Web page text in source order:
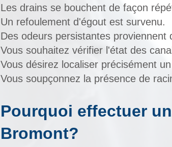
Les drains se bouchent de façon
Un refoulement d'égout est survenu.
Des odeurs persistantes proviennent
Vous souhaitez vérifier l'état des
Vous désirez localiser précisément
Vous soupçonnez la présence de
Pourquoi effectuer
Bromont?